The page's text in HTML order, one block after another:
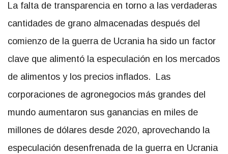
La falta de transparencia en torno a las verdaderas
cantidades de grano almacenadas después del
comienzo de la guerra de Ucrania ha sido un factor
clave que alimentó la especulación en los mercados
de alimentos y los precios inflados. Las
corporaciones de agronegocios más grandes del
mundo aumentaron sus ganancias en miles de
millones de dólares desde 2020, aprovechando la
especulación desenfrenada de la guerra en Ucrania